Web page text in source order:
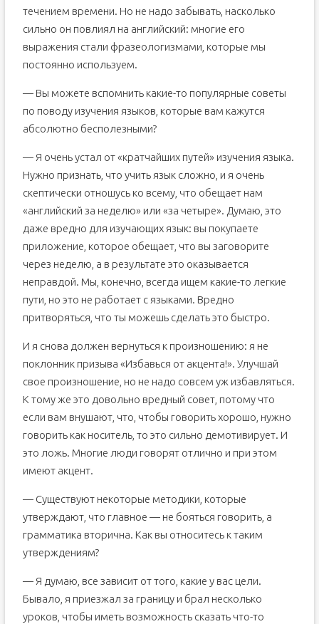
течением времени. Но не надо забывать, насколько
сильно он повлиял на английский: многие его
выражения стали фразеологизмами, которые мы
постоянно используем.
— Вы можете вспомнить какие-то популярные советы
по поводу изучения языков, которые вам кажутся
абсолютно бесполезными?
— Я очень устал от «кратчайших путей» изучения языка.
Нужно признать, что учить язык сложно, и я очень
скептически отношусь ко всему, что обещает нам
«английский за неделю» или «за четыре». Думаю, это
даже вредно для изучающих язык: вы покупаете
приложение, которое обещает, что вы заговорите
через неделю, а в результате это оказывается
неправдой. Мы, конечно, всегда ищем какие-то легкие
пути, но это не работает с языками. Вредно
притворяться, что ты можешь сделать это быстро.
И я снова должен вернуться к произношению: я не
поклонник призыва «Избавься от акцента!». Улучшай
свое произношение, но не надо совсем уж избавляться.
К тому же это довольно вредный совет, потому что
если вам внушают, что, чтобы говорить хорошо, нужно
говорить как носитель, то это сильно демотивирует. И
это ложь. Многие люди говорят отлично и при этом
имеют акцент.
— Существуют некоторые методики, которые
утверждают, что главное — не бояться говорить, а
грамматика вторична. Как вы относитесь к таким
утверждениям?
— Я думаю, все зависит от того, какие у вас цели.
Бывало, я приезжал за границу и брал несколько
уроков, чтобы иметь возможность сказать что-то